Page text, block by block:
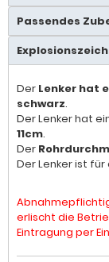
Passendes
Der Lenker hat
schwarz.
Der Lenker hat
11cm.
Der
Der Lenker ist für
Abnahmepflichtig
erlischt die
Eintragung per